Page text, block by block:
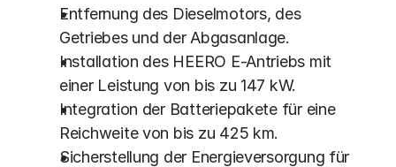
Entfernung des Dieselmotors, des
Getriebes und der Abgasanlage.
Installation des HEERO E-Antriebs mit
einer Leistung von bis zu 147 kW.
Integration der Batteriepakete für eine
Reichweite von bis zu 425 km.
Sicherstellung der Energieversorgung für